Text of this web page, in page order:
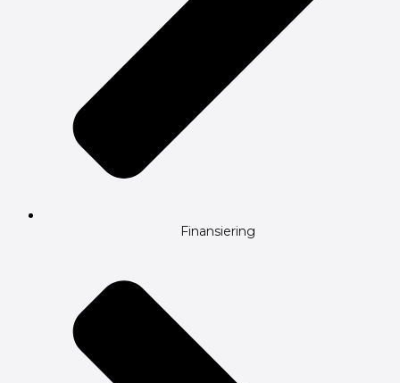
Finansiering